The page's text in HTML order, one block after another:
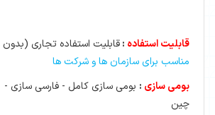
قابلیت استفاده :قابلیت استفاده تجاری (بدون
مناسب برای سازمان ها و شرکت ها
بومی سازی : بومی سازی کامل - فارسی
چین